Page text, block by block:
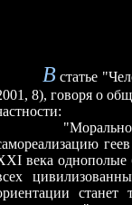
В статье
8), говоря о
"Морально-
века однополые